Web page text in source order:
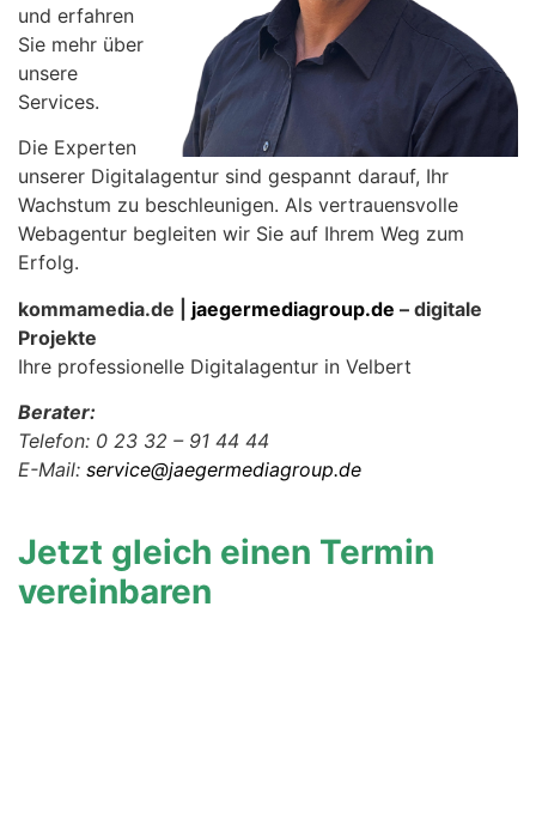
und erfahren
Sie mehr über
unsere
Services.
Die Experten
unserer Digitalagentur sind gespannt darauf, Ihr
Wachstum zu beschleunigen. Als vertrauensvolle
Webagentur begleiten wir Sie auf Ihrem Weg zum
Erfolg.
kommamedia.de | jaegermediagroup.de – digitale
Projekte
Ihre professionelle Digitalagentur in Velbert
Berater:
Telefon: 0 23 32 – 91 44 44
E-Mail: service@jaegermediagroup.de
Jetzt gleich einen Termin
vereinbaren